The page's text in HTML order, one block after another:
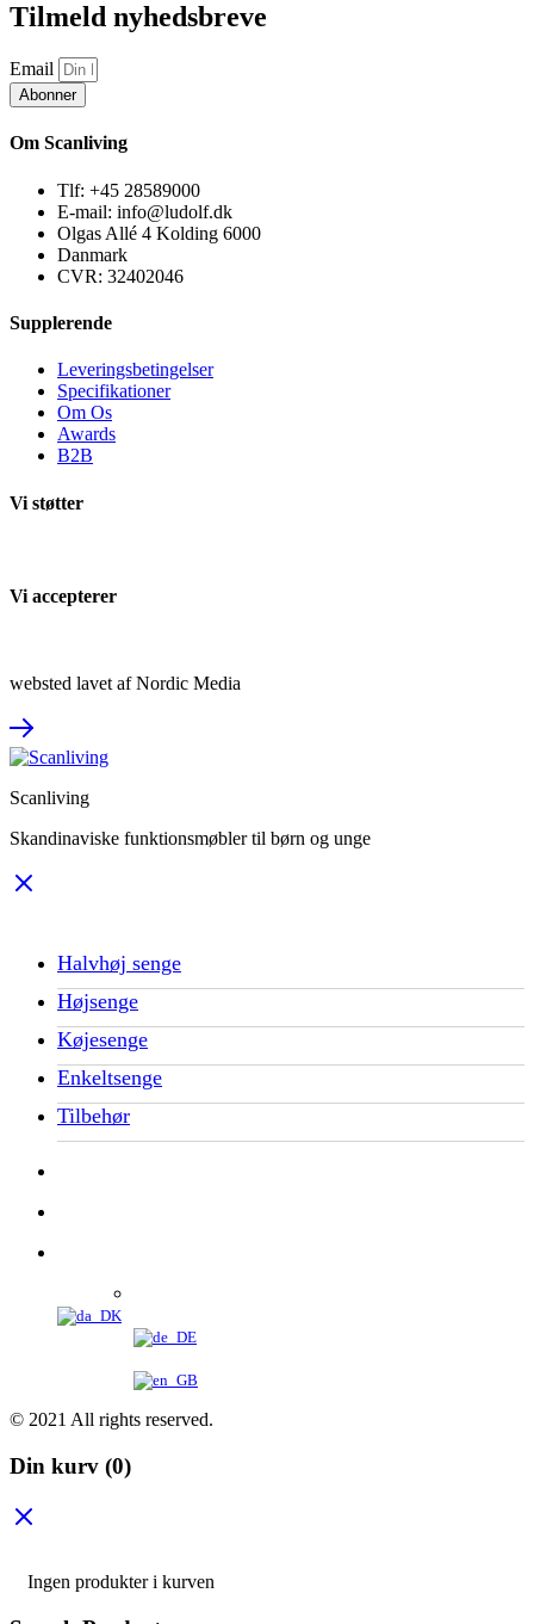
Tilmeld nyhedsbreve
Email
Abonner
Om Scanliving
Tlf: +45 28589000
E-mail: info@ludolf.dk
Olgas Allé 4 Kolding 6000
Danmark
CVR: 32402046
Supplerende
Leveringsbetingelser
Specifikationer
Om Os
Awards
B2B
Vi støtter
Vi accepterer
websted lavet af Nordic Media
Scanliving
Skandinaviske funktionsmøbler til børn og unge
Halvhøj senge
Højsenge
Køjesenge
Enkeltsenge
Tilbehør
© 2021 All rights reserved.
Din kurv (0)
Ingen produkter i kurven